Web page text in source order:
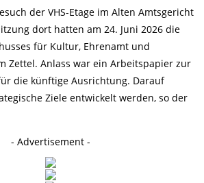
der VHS-Etage im Alten Amtsgericht
dort hatten am 24. Juni 2026 die
für Kultur, Ehrenamt und
Zettel. Anlass war ein Arbeitspapier zur
die künftige Ausrichtung. Darauf
Ziele entwickelt werden, so der
- Advertisement -